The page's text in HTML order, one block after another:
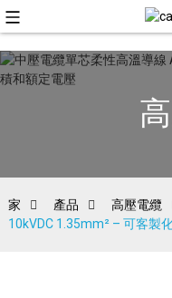
家 產品 高壓電纜
10kVDC 1.35mm² – 可客製